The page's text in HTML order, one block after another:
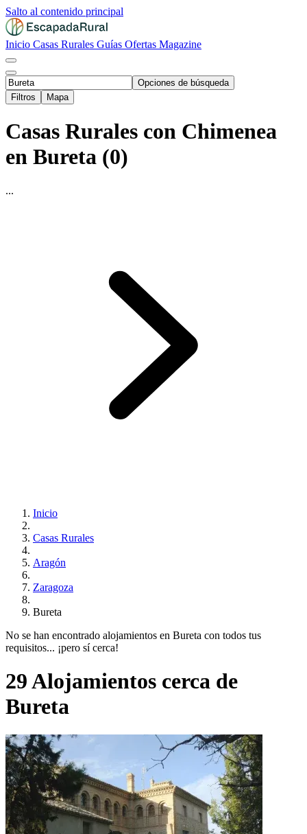
Salto al contenido principal
Inicio Casas Rurales Guías Ofertas Magazine
Opciones de búsqueda
Filtros
Mapa
Casas Rurales con Chimenea
en Bureta (0)
...
Inicio
Casas Rurales
Aragón
Zaragoza
Bureta
No se han encontrado alojamientos en Bureta con todos tus
requisitos... ¡pero sí cerca!
29 Alojamientos cerca de
Bureta